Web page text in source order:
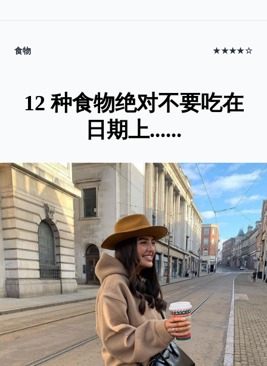
食物 ★★★★☆
12 种食物绝对不要吃在
日期上......